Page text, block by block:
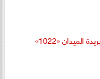
الميدان «1022»